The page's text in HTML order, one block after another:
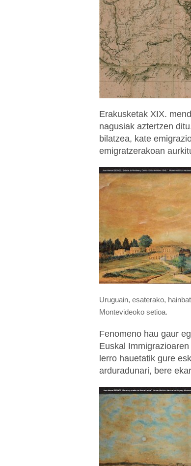
Erakusketak XIX.
nagusiak aztertzen
bilatzea, kate
emigratzerakoan
Uruguain, esaterako,
Montevideoko setioa.
Fenomeno hau gaur
Euskal
lerro hauetatik gure
arduradunari, bere